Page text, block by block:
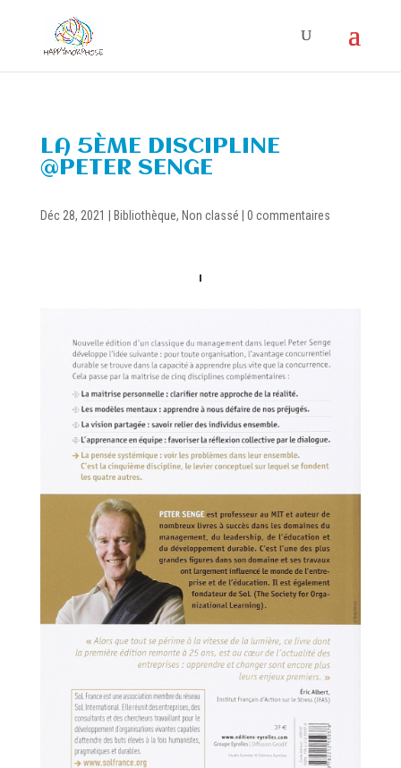
LA 5ÈME DISCIPLINE
@PETER SENGE
Déc 28, 2021 Bibliothèque, Non classé 0 commentaires